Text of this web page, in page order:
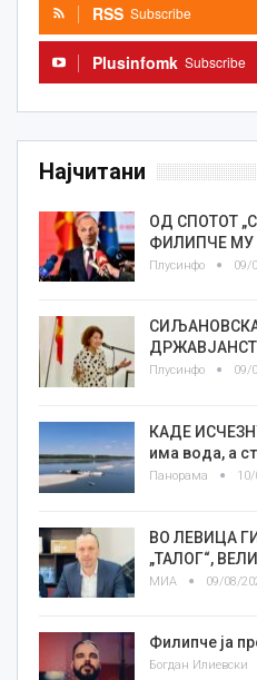
RSS Subscribe
Plusinfomk Subscribe
Најчитани
ОД СПОТОТ
ФИЛИПЧЕ МУ
Плусинфо 09/
Плусинфо 09/
КАДЕ
има вода, а
Панорама
ВО ЛЕВИЦА
„ТАЛОГ“,
МИА 09/08/
Филипче ја
Богдан Илиевски